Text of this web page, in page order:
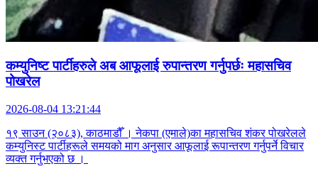
कम्युनिष्ट पार्टीहरुले अब आफूलाई रुपान्तरण गर्नुपर्छः महासचिव
पोखरेल
2026-08-04 13:21:44
१९ साउन (२०८३), काठमाडौँ । नेकपा (एमाले)का महासचिव शंकर पोखरेलले
कम्युनिस्ट पार्टीहरूले समयको माग अनुसार आफूलाई रूपान्तरण गर्नुपर्ने विचार
व्यक्त गर्नुभएको छ ।